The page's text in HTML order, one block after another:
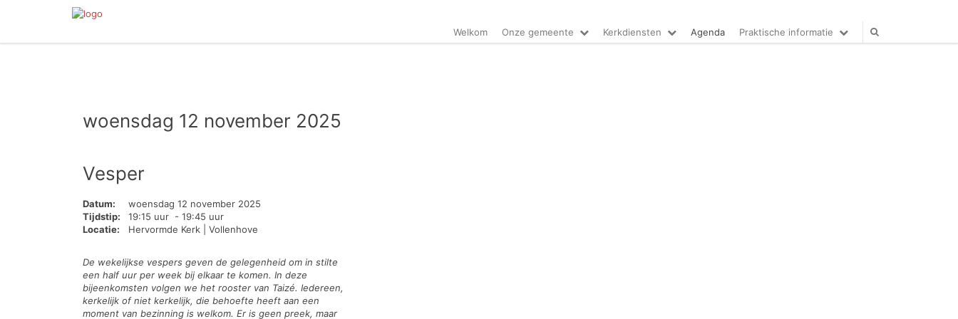
Welkom Onze gemeente Kerkdiensten Agenda Praktische informatie
woensdag 12 november 2025
Vesper
Datum:
woensdag 12 november 2025
Tijdstip:
19:15 uur - 19:45 uur
Locatie:
Hervormde Kerk | Vollenhove
De wekelijkse vespers geven de gelegenheid om in stilte
een half uur per week bij elkaar te komen. In deze
bijeenkomsten volgen we het rooster van Taizé. Iedereen,
kerkelijk of niet kerkelijk, die behoefte heeft aan een
moment van bezinning is welkom. Er is geen preek, maar